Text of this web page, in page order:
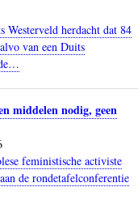
Westerveld herdacht dat 84
van een Duits
middelen nodig, geen
feministische activiste
de rondetafelconferentie